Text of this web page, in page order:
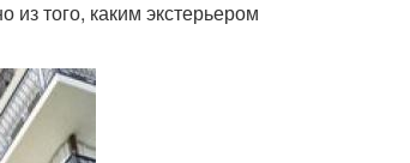
из того, каким экстерьером